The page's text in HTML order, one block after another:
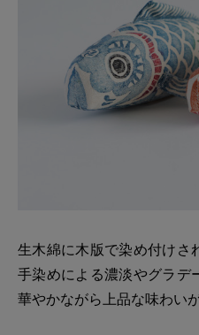
生木綿に木版で染め付けさ
手染めによる濃淡やグラデ
華やかながら上品な味わい